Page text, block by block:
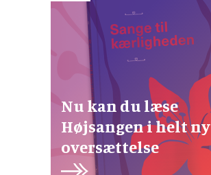
Nu kan du læse
Højsangen i helt ny
oversættelse